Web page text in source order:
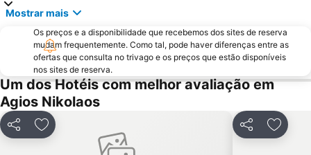
Mostrar mais
Os preços e a disponibilidade que recebemos dos sites de reserva
mudam frequentemente. Como tal, pode haver diferenças entre as
ofertas que consulta no trivago e os preços que estão disponíveis
nos sites de reserva.
Um dos Hotéis com melhor avaliação em
Agios Nikolaos
PartilharAdicionar aos favoritos Partilhar